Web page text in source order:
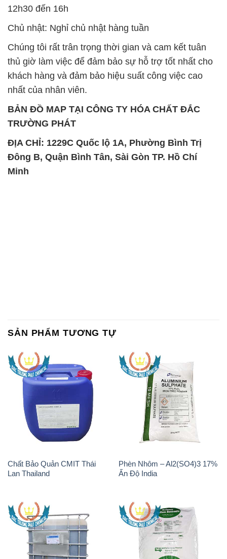
12h30 đến 16h
Chủ nhật: Nghỉ chủ nhật hàng tuần
Chúng tôi rất trân trọng thời gian và cam kết tuân
thủ giờ làm việc để đảm bảo sự hỗ trợ tốt nhất cho
khách hàng và đảm bảo hiệu suất công việc cao
nhất của nhân viên.
BẢN ĐỒ MAP TẠI CÔNG TY HÓA CHẤT ĐẮC
TRƯỜNG PHÁT
ĐỊA CHỈ: 1229C Quốc lộ 1A, Phường Bình Trị
Đông B, Quận Bình Tân, Sài Gòn TP. Hồ Chí
Minh
SẢN PHẨM TƯƠNG TỰ
Chất Bảo Quản CMIT Thái
Lan Thailand
Phèn Nhôm – Al2(SO4)3 17%
Ấn Độ India